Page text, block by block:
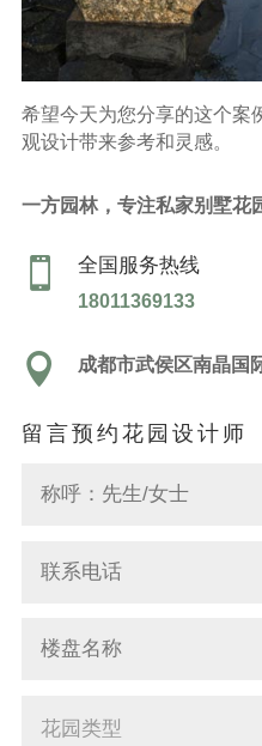
希望今天为您分享的这个案
观设计带来参考和灵感。
一方园林，专注私家别墅花
 全国服务热线
18011369133
 成都市武侯区南晶国
留言预约花园设计师